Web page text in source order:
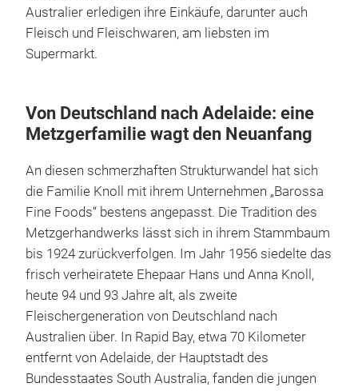
Australier erledigen ihre Einkäufe, darunter auch
Fleisch und Fleischwaren, am liebsten im
Supermarkt.
Von Deutschland nach Adelaide: eine
Metzgerfamilie wagt den Neuanfang
An diesen schmerzhaften Strukturwandel hat sich
die Familie Knoll mit ihrem Unternehmen „Barossa
Fine Foods“ bestens angepasst. Die Tradition des
Metzgerhandwerks lässt sich in ihrem Stammbaum
bis 1924 zurückverfolgen. Im Jahr 1956 siedelte das
frisch verheiratete Ehepaar Hans und Anna Knoll,
heute 94 und 93 Jahre alt, als zweite
Fleischergeneration von Deutschland nach
Australien über. In Rapid Bay, etwa 70 Kilometer
entfernt von Adelaide, der Hauptstadt des
Bundesstaates South Australia, fanden die jungen